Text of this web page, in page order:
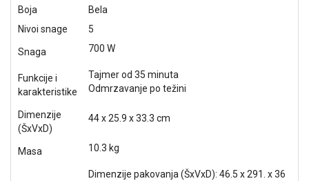
STIHL
SKUTERI
TROTINETI
ARTIKLI
Boja
Bela
Nivoi snage
5
Snaga 700 W
Funkcije i
karakteristike
Tajmer od 35 minuta
Odmrzavanje po težini
Dimenzije
(ŠxVxD)
44 x 25.9 x 33.3 cm
Masa 10.3 kg
Dimenzije pakovanja (ŠxVxD): 46.5 x 291. x 36